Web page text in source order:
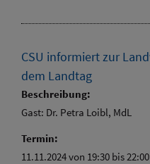
CSU informiert zur
dem Landtag
Beschreibung:
Gast: Dr. Petra Loibl, MdL
Termin:
11.11.2024 von 19:30 bis